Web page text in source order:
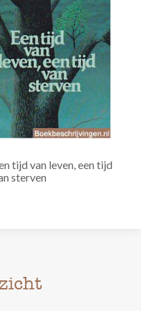
tijd van leven, een tijd
sterven